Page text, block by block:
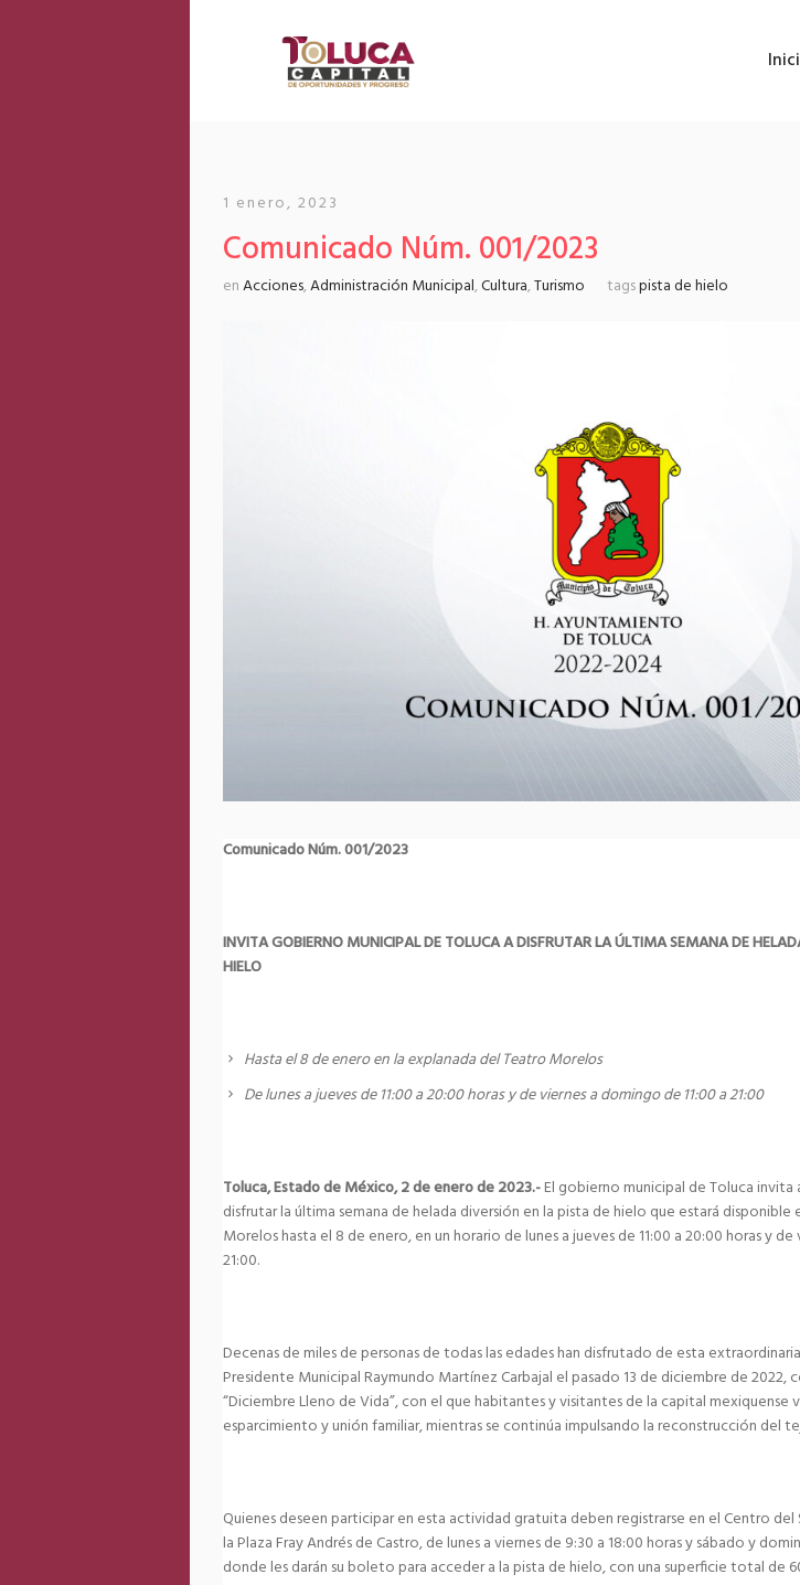
1 enero, 2023
Comunicado Núm. 001/2023
enAcciones,Administración Municipal,Cultura,Turismo tagspista de hielo
Comunicado Núm. 001/2023
INVITA GOBIERNO MUNICIPAL DE TOLUCA A DISFRUTAR LA ÚLTIMA SEMANA DE
HIELO
Hasta el 8 de enero en la explanada del Teatro Morelos
De lunes a jueves de 11:00 a 20:00 horas y de viernes a domingo de 11:00 a 21:00
Toluca, Estado de México, 2 de enero de 2023.-El gobierno municipal de Toluca invita
disfrutar la última semana de helada diversión en la pista de hielo que estará disponible
Morelos hasta el 8 de enero, en un horario de lunes a jueves de 11:00 a 20:00 horas y
21:00.
Decenas de miles de personas de todas las edades han disfrutado de esta
Presidente Municipal Raymundo Martínez Carbajal el pasado 13 de diciembre de
“Diciembre Lleno de Vida”, con el que habitantes y visitantes de la capital mexiquense
esparcimiento y unión familiar, mientras se continúa impulsando la reconstrucción del
Quienes deseen participar en esta actividad gratuita deben registrarse en el Centro del
la Plaza Fray Andrés de Castro, de lunes a viernes de 9:30 a 18:00 horas y sábado y
donde les darán su boleto para acceder a la pista de hielo, con una superficie total de